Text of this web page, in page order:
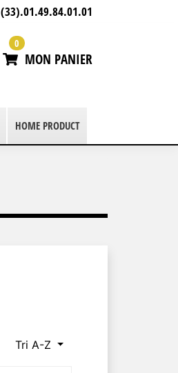
(33).01.49.84.01.01
0
MON PANIER
HOME PRODUCT
Tri A-Z